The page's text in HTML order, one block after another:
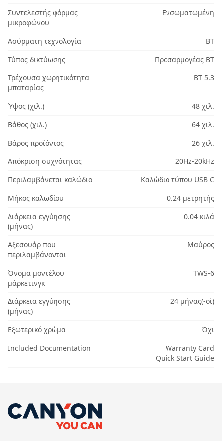
Συντελεστής φόρμας
μικροφώνου
Ενσωματωμένη
Ασύρματη τεχνολογία
BT
Τύπος δικτύωσης
Προσαρμογέας BT
Τρέχουσα χωρητικότητα
μπαταρίας
BT 5.3
Ύψος (χιλ.)
48 χιλ.
Βάθος (χιλ.)
64 χιλ.
Βάρος προϊόντος
26 χιλ.
Απόκριση συχνότητας
20Hz-20kHz
Περιλαμβάνεται καλώδιο
Καλώδιο τύπου USB C
Μήκος καλωδίου
0.24 μετρητής
Διάρκεια εγγύησης
(μήνας)
0.04 κιλά
Αξεσουάρ που
περιλαμβάνονται
Μαύρος
Όνομα μοντέλου
μάρκετινγκ
TWS-6
Διάρκεια εγγύησης
(μήνας)
24 μήνας(-οί)
Εξωτερικό χρώμα
Όχι
Included Documentation
Warranty Card
Quick Start Guide